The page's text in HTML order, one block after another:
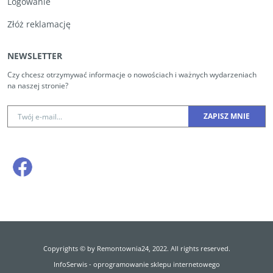
Złóż reklamację
NEWSLETTER
Czy chcesz otrzymywać informacje o nowościach i ważnych wydarzeniach
na naszej stronie?
Copyrights © by Remontownia24, 2022. All rights reserved.
InfoSerwis- oprogramowanie sklepu internetowego